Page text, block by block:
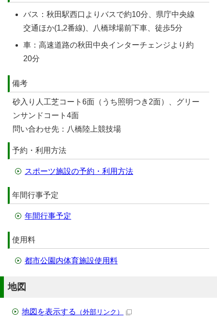
バス：秋田駅西口よりバスで約10分、県庁中央線
交通ほか(1,2番線)、八橋球場前下車、徒歩5分
車：高速道路の秋田中央インターチェンジより約
20分
備考
砂入り人工芝コート6面（うち照明つき2面）、グリー
ンサンドコート4面
問い合わせ先：八橋陸上競技場
予約・利用方法
スポーツ施設の予約・利用方法
年間行事予定
年間行事予定
使用料
都市公園内体育施設使用料
地図
地図を表示する （外部リンク）